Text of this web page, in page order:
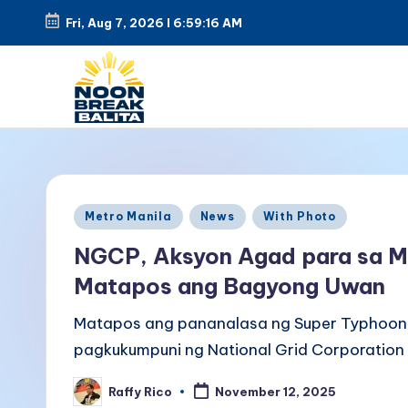
Skip
Fri, Aug 7, 2026 l 6:59:17 AM
o
o
n
B
r
e
tuwing
tanghali.
Posted
Metro Manila News With Photo
NGCP, Aksyon Agad para sa
Matapos ang Bagyong Uwan
Matapos ang pananalasa ng Super
pagkukumpuni ng National Grid
PostedRaffy Rico November 12, 2025